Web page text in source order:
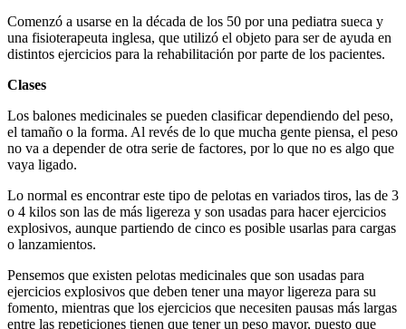
Comenzó a usarse en la década de los 50 por una pediatra sueca y
una fisioterapeuta inglesa, que utilizó el objeto para ser de ayuda en
distintos ejercicios para la rehabilitación por parte de los pacientes.
Clases
Los balones medicinales se pueden clasificar dependiendo del peso,
el tamaño o la forma. Al revés de lo que mucha gente piensa, el peso
no va a depender de otra serie de factores, por lo que no es algo que
vaya ligado.
Lo normal es encontrar este tipo de pelotas en variados tiros, las de 3
o 4 kilos son las de más ligereza y son usadas para hacer ejercicios
explosivos, aunque partiendo de cinco es posible usarlas para cargas
o lanzamientos.
Pensemos que existen pelotas medicinales que son usadas para
ejercicios explosivos que deben tener una mayor ligereza para su
fomento, mientras que los ejercicios que necesiten pausas más largas
entre las repeticiones tienen que tener un peso mayor, puesto que